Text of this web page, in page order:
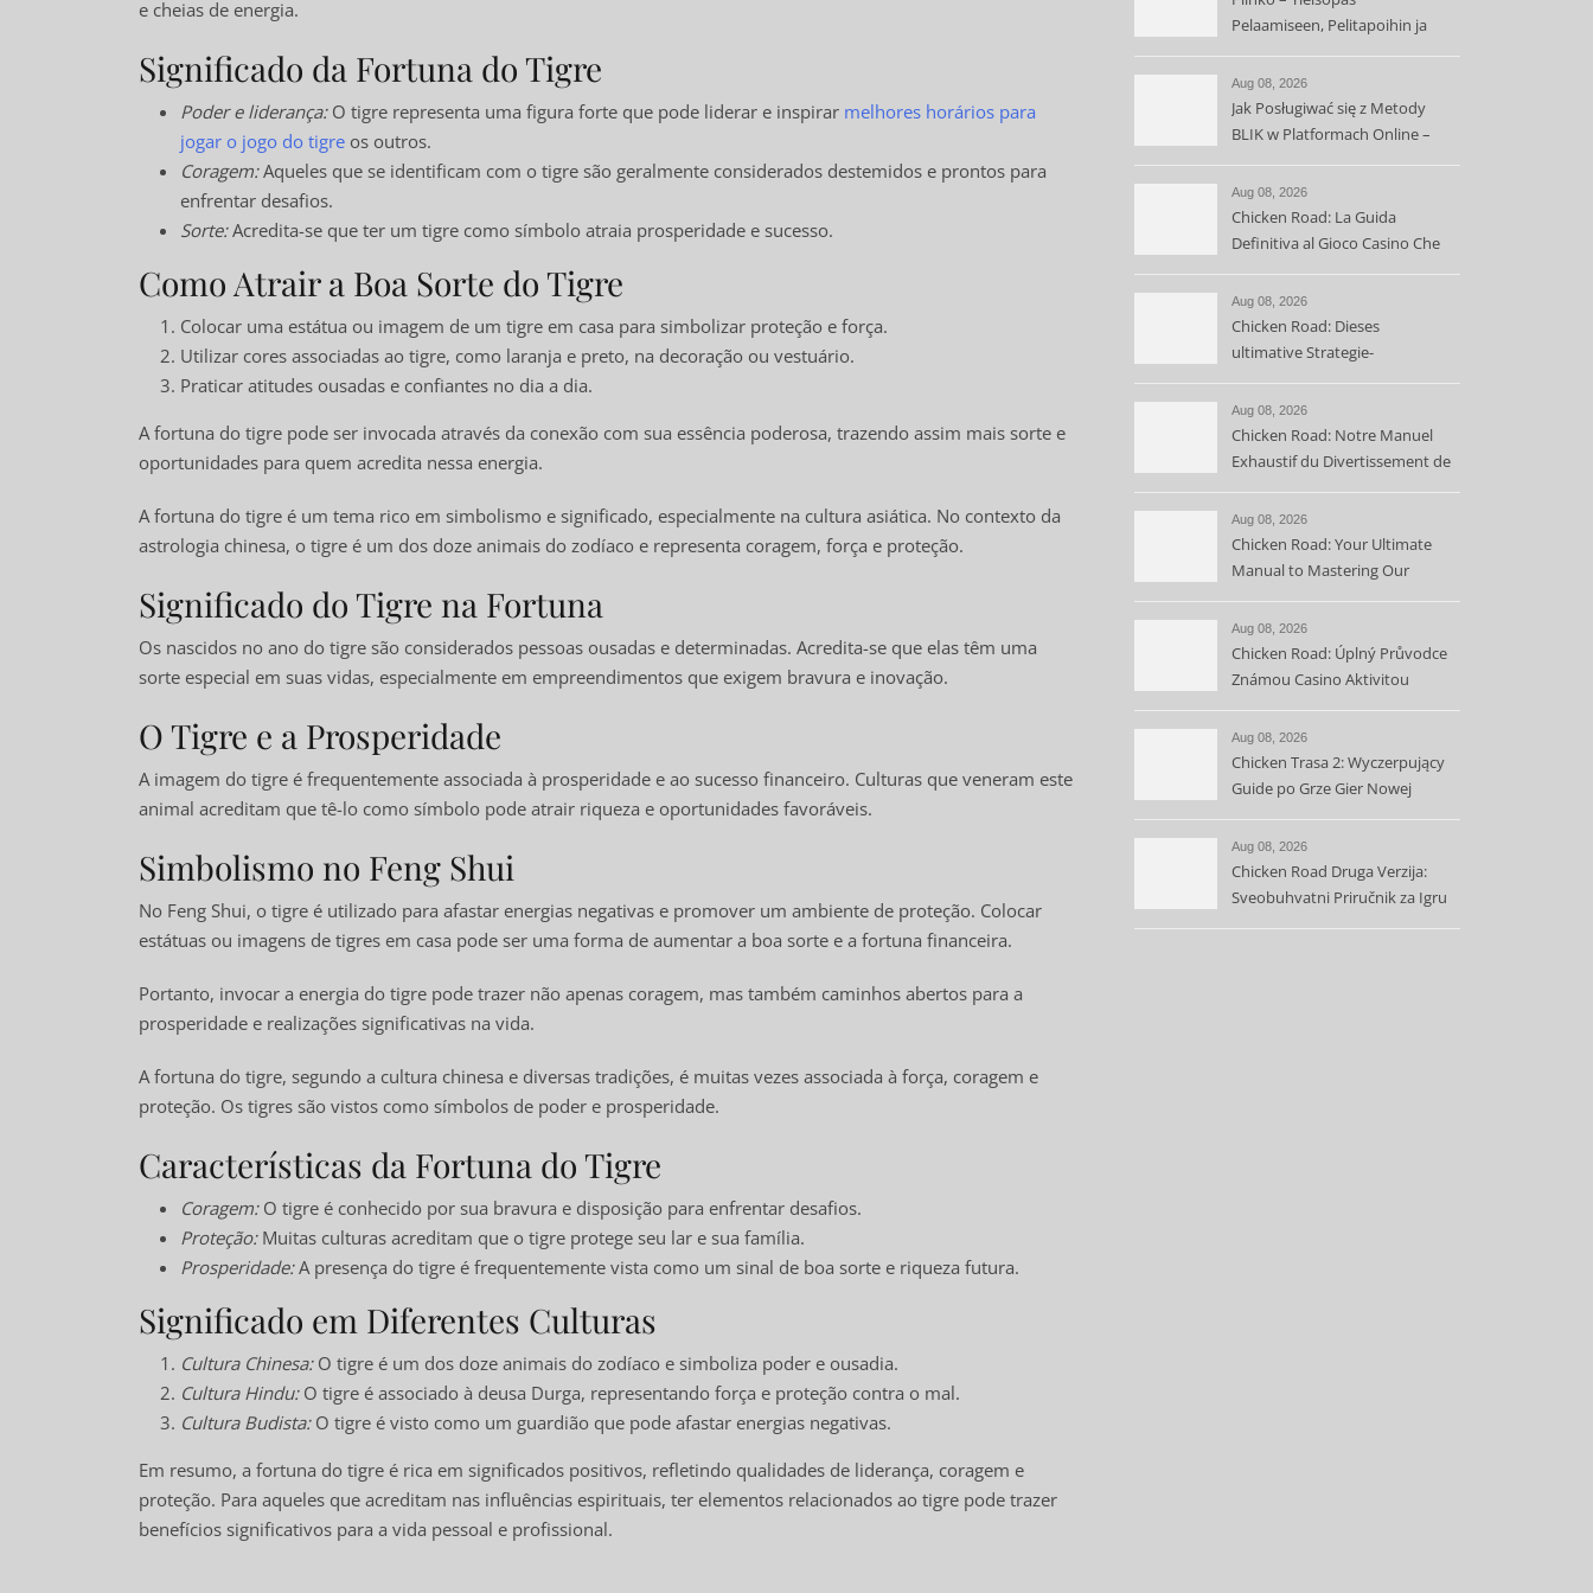
e cheias de energia.
Significado da Fortuna do Tigre
Poder e liderança:O tigre representa uma figura forte que pode liderar e inspirar melhores horários para
jogar o jogo do tigre os outros.
Coragem:Aqueles que se identificam com o tigre são geralmente considerados destemidos e prontos para
enfrentar desafios.
Sorte:Acredita-se que ter um tigre como símbolo atraia prosperidade e sucesso.
Como Atrair a Boa Sorte do Tigre
Colocar uma estátua ou imagem de um tigre em casa para simbolizar proteção e força.
Utilizar cores associadas ao tigre, como laranja e preto, na decoração ou vestuário.
Praticar atitudes ousadas e confiantes no dia a dia.
A fortuna do tigre pode ser invocada através da conexão com sua essência poderosa, trazendo assim mais sorte e
oportunidades para quem acredita nessa energia.
A fortuna do tigre é um tema rico em simbolismo e significado, especialmente na cultura asiática. No contexto da
astrologia chinesa, o tigre é um dos doze animais do zodíaco e representa coragem, força e proteção.
Significado do Tigre na Fortuna
Os nascidos no ano do tigre são considerados pessoas ousadas e determinadas. Acredita-se que elas têm uma
sorte especial em suas vidas, especialmente em empreendimentos que exigem bravura e inovação.
O Tigre e a Prosperidade
A imagem do tigre é frequentemente associada à prosperidade e ao sucesso financeiro. Culturas que veneram este
animal acreditam que tê-lo como símbolo pode atrair riqueza e oportunidades favoráveis.
Simbolismo no Feng Shui
No Feng Shui, o tigre é utilizado para afastar energias negativas e promover um ambiente de proteção. Colocar
estátuas ou imagens de tigres em casa pode ser uma forma de aumentar a boa sorte e a fortuna financeira.
Portanto, invocar a energia do tigre pode trazer não apenas coragem, mas também caminhos abertos para a
prosperidade e realizações significativas na vida.
A fortuna do tigre, segundo a cultura chinesa e diversas tradições, é muitas vezes associada à força, coragem e
proteção. Os tigres são vistos como símbolos de poder e prosperidade.
Características da Fortuna do Tigre
Coragem:O tigre é conhecido por sua bravura e disposição para enfrentar desafios.
Proteção:Muitas culturas acreditam que o tigre protege seu lar e sua família.
Prosperidade:A presença do tigre é frequentemente vista como um sinal de boa sorte e riqueza futura.
Significado em Diferentes Culturas
Cultura Chinesa:O tigre é um dos doze animais do zodíaco e simboliza poder e ousadia.
Cultura Hindu:O tigre é associado à deusa Durga, representando força e proteção contra o mal.
Cultura Budista:O tigre é visto como um guardião que pode afastar energias negativas.
Em resumo, a fortuna do tigre é rica em significados positivos, refletindo qualidades de liderança, coragem e
proteção. Para aqueles que acreditam nas influências espirituais, ter elementos relacionados ao tigre pode trazer
benefícios significativos para a vida pessoal e profissional.
Pelaamiseen, Pelitapoihin ja
Voittomahdollisuuksiin
Aug 08, 2026
Jak Posługiwać się z Metody
BLIK w Platformach Online –
Przewodnik dla Użytkowników
Aug 08, 2026
Chicken Road: La Guida
Definitiva al Gioco Casino Che
Sta Spopolando l’Italia
Aug 08, 2026
Chicken Road: Dieses
ultimative Strategie-
Crashgame für kluge Spieler
Aug 08, 2026
Chicken Road: Notre Manuel
Exhaustif du Divertissement de
Casino Innovant
Aug 08, 2026
Chicken Road: Your Ultimate
Manual to Mastering Our
Engaging Casino Game
Aug 08, 2026
Chicken Road: Úplný Průvodce
Známou Casino Aktivitou
Aug 08, 2026
Chicken Trasa 2: Wyczerpujący
Guide po Grze Gier Nowej
Odsłony
Aug 08, 2026
Chicken Road Druga Verzija:
Sveobuhvatni Priručnik za Igru
što Dominira Kazina